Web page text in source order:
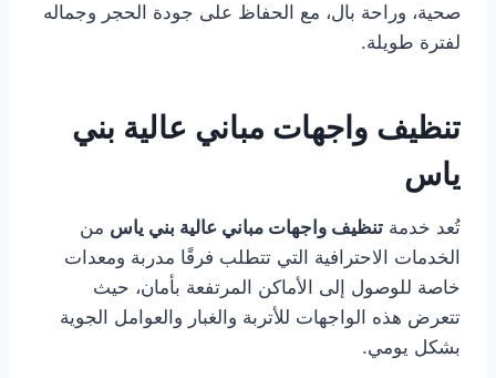
صحية، وراحة بال، مع الحفاظ على جودة الحجر وجماله
لفترة طويلة.
تنظيف واجهات مباني عالية بني
ياس
تُعد خدمة تنظيف واجهات مباني عالية بني ياس من
الخدمات الاحترافية التي تتطلب فرقًا مدربة ومعدات
خاصة للوصول إلى الأماكن المرتفعة بأمان، حيث
تتعرض هذه الواجهات للأتربة والغبار والعوامل الجوية
بشكل يومي.